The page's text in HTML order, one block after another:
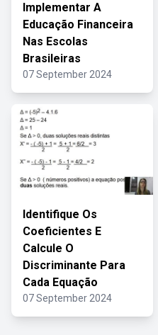
Implementar A
Educação Financeira
Nas Escolas
Brasileiras
07 September 2024
Identifique Os
Coeficientes E
Calcule O
Discriminante Para
Cada Equação
07 September 2024